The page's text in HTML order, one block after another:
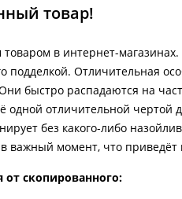
товар!
в интернет-
Отличительная
быстро распадаются на
отличительной чертой
без какого-либо
важный момент, что приведёт
скопированного: